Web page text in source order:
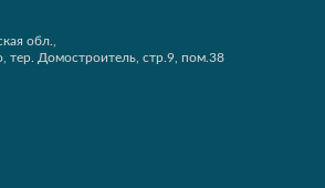
обл.,
тер. Домостроитель, стр.9, пом.38